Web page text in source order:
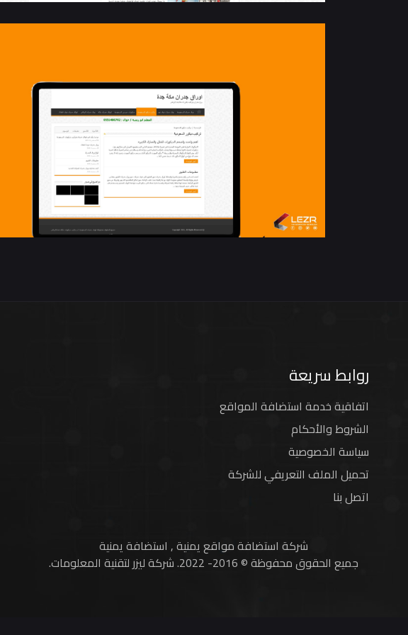
روابط سريعة
اتفاقية خدمة استضافة المواقع
الشروط والأحكام
سياسة الخصوصية
تحميل الملف التعريفي للشركة
اتصل بنا
شركة استضافة مواقع يمنية, استضافة يمنية
جميع الحقوق محفوظة © 2016- 2022.
شركة ليزر لتقنية المعلومات.